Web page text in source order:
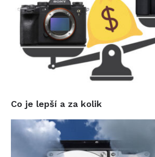
Co je lepší a za kolik